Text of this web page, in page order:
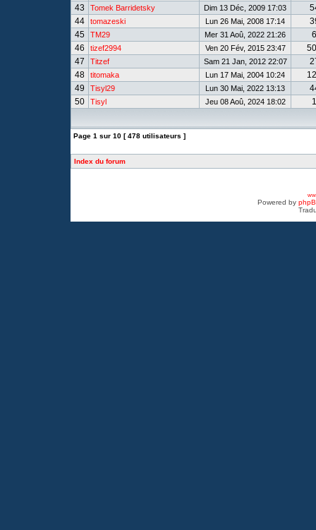
43
Tomek Barridetsky Dim 13 Déc, 2009 17:03
44
tomazeski Lun 26 Mai, 2008 17:14
45
TM29 Mer 31 Aoû, 2022 21:26
46
tizef2994 Ven 20 Fév, 2015 23:47
47
Titzef Sam 21 Jan, 2012 22:07
48
titomaka Lun 17 Mai, 2004 10:24
49
Tisyl29 Lun 30 Mai, 2022 13:13
50
Tisyl Jeu 08 Aoû, 2024 18:02
Page 1 sur 10 [ 478 utilisateurs ]
Index du forum
Powered by